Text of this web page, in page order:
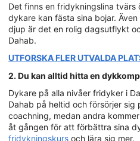
Det finns en fridykningslina tvärs
dykare kan fästa sina bojar.
djup är det en rolig dagsutflykt
Dahab.
UTFORSKA FLER UTVALDA
2. Du kan alltid hitta en
Dykare på alla nivåer fridyker i
Dahab på heltid och försörjer sig
coachning, medan andra
åt gången för att förbättra sina
fridykningskurs och lära sig mer.